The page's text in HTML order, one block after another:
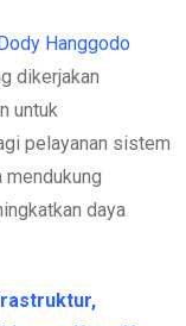
Hanggodo
dikerjakan
untuk
pelayanan sistem
daya